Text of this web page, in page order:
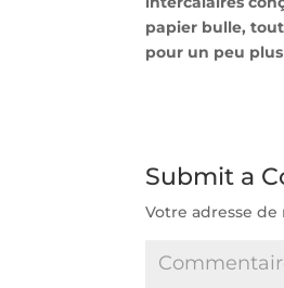
papier bulle, tout
pour un peu
Submit a
Votre adresse de